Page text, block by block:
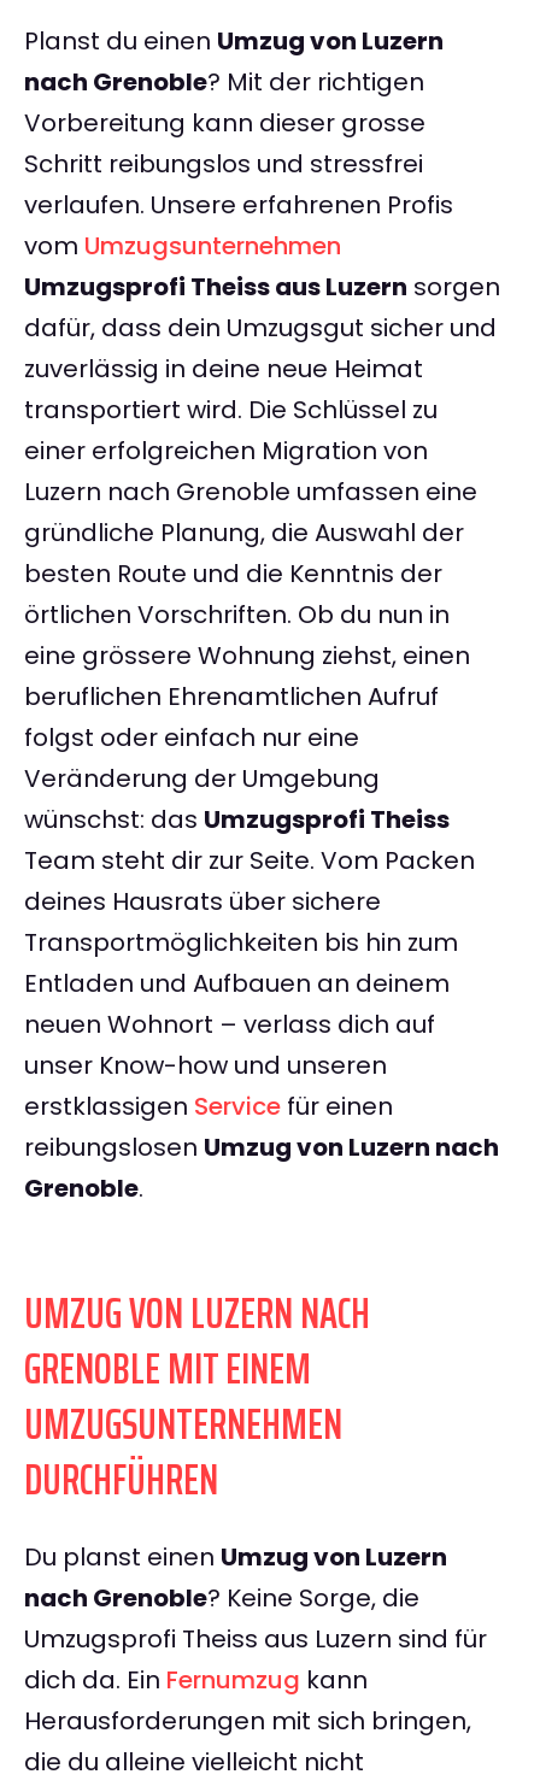
Planst du einen Umzug von Luzern
nach Grenoble? Mit der richtigen
Vorbereitung kann dieser grosse
Schritt reibungslos und stressfrei
verlaufen. Unsere erfahrenen Profis
vom Umzugsunternehmen
Umzugsprofi Theiss aus Luzern sorgen
dafür, dass dein Umzugsgut sicher und
zuverlässig in deine neue Heimat
transportiert wird. Die Schlüssel zu
einer erfolgreichen Migration von
Luzern nach Grenoble umfassen eine
gründliche Planung, die Auswahl der
besten Route und die Kenntnis der
örtlichen Vorschriften. Ob du nun in
eine grössere Wohnung ziehst, einen
beruflichen Ehrenamtlichen Aufruf
folgst oder einfach nur eine
Veränderung der Umgebung
wünschst: das Umzugsprofi Theiss
Team steht dir zur Seite. Vom Packen
deines Hausrats über sichere
Transportmöglichkeiten bis hin zum
Entladen und Aufbauen an deinem
neuen Wohnort – verlass dich auf
unser Know-how und unseren
erstklassigen Service für einen
reibungslosen Umzug von Luzern nach
Grenoble.
UMZUG VON LUZERN NACH
GRENOBLE MIT EINEM
UMZUGSUNTERNEHMEN
DURCHFÜHREN
Du planst einen Umzug von Luzern
nach Grenoble? Keine Sorge, die
Umzugsprofi Theiss aus Luzern sind für
dich da. Ein Fernumzug kann
Herausforderungen mit sich bringen,
die du alleine vielleicht nicht